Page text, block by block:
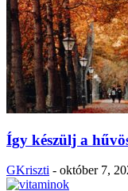
Így készülj a
GKriszti - október 7,